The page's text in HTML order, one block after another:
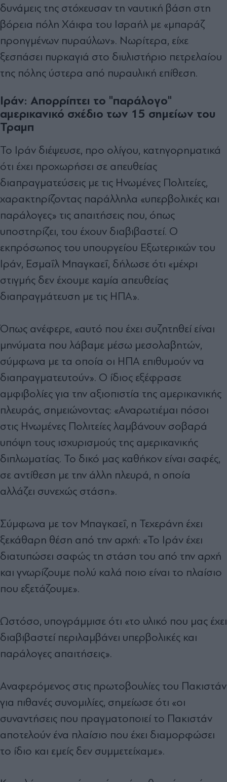
δυνάμεις της στόχευσαν τη ναυτική βάση στη
βόρεια πόλη Χάιφα του Ισραήλ με «μπαράζ
προηγμένων πυραύλων». Νωρίτερα, είχε
ξεσπάσει πυρκαγιά στο διυλιστήριο πετρελαίου
της πόλης ύστερα από πυραυλική επίθεση.
Ιράν: Απορρίπτει το "παράλογο"
αμερικανικό σχέδιο των 15 σημείων του
Τραμπ
Το Ιράν διέψευσε, προ ολίγου, κατηγορηματικά
ότι έχει προχωρήσει σε απευθείας
διαπραγματεύσεις με τις Ηνωμένες Πολιτείες,
χαρακτηρίζοντας παράλληλα «υπερβολικές και
παράλογες» τις απαιτήσεις που, όπως
υποστηρίζει, του έχουν διαβιβαστεί. Ο
εκπρόσωπος του υπουργείου Εξωτερικών του
Ιράν, Εσμαΐλ Μπαγκαεΐ, δήλωσε ότι «μέχρι
στιγμής δεν έχουμε καμία απευθείας
διαπραγμάτευση με τις ΗΠΑ».
Όπως ανέφερε, «αυτό που έχει συζητηθεί είναι
μηνύματα που λάβαμε μέσω μεσολαβητών,
σύμφωνα με τα οποία οι ΗΠΑ επιθυμούν να
διαπραγματευτούν». Ο ίδιος εξέφρασε
αμφιβολίες για την αξιοπιστία της αμερικανικής
πλευράς, σημειώνοντας: «Αναρωτιέμαι πόσοι
στις Ηνωμένες Πολιτείες λαμβάνουν σοβαρά
υπόψη τους ισχυρισμούς της αμερικανικής
διπλωματίας. Το δικό μας καθήκον είναι σαφές,
σε αντίθεση με την άλλη πλευρά, η οποία
αλλάζει συνεχώς στάση».
Σύμφωνα με τον Μπαγκαεΐ, η Τεχεράνη έχει
ξεκάθαρη θέση από την αρχή: «Το Ιράν έχει
διατυπώσει σαφώς τη στάση του από την αρχή
και γνωρίζουμε πολύ καλά ποιο είναι το πλαίσιο
που εξετάζουμε».
Ωστόσο, υπογράμμισε ότι «το υλικό που μας έχει
διαβιβαστεί περιλαμβάνει υπερβολικές και
παράλογες απαιτήσεις».
Αναφερόμενος στις πρωτοβουλίες του Πακιστάν
για πιθανές συνομιλίες, σημείωσε ότι «οι
συναντήσεις που πραγματοποιεί το Πακιστάν
αποτελούν ένα πλαίσιο που έχει διαμορφώσει
το ίδιο και εμείς δεν συμμετείχαμε».